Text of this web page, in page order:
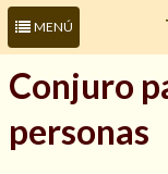
MENÚ
Conjuro
personas